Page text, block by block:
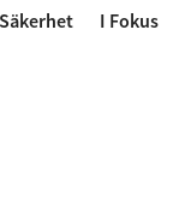
I Fokus